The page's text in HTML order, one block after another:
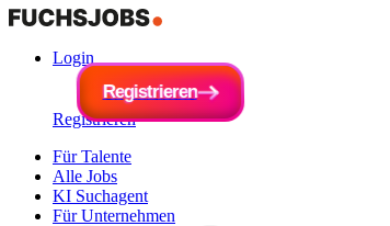
Login
Registrieren
Registrieren
Registrieren
Für Talente
Alle Jobs
KI Suchagent
Für Unternehmen